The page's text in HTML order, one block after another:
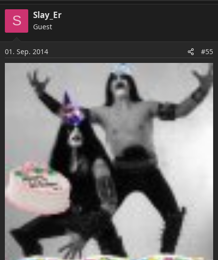
a
i
o
n
e
S Slay_Er
Guest
01. Sep. 2014 #55